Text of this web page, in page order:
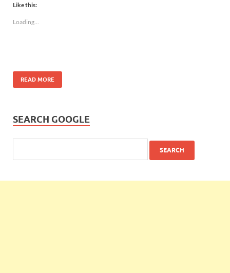
Like this:
Loading...
READ MORE
SEARCH GOOGLE